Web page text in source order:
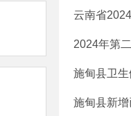
云南省
2024年第
施甸县卫
施甸县新